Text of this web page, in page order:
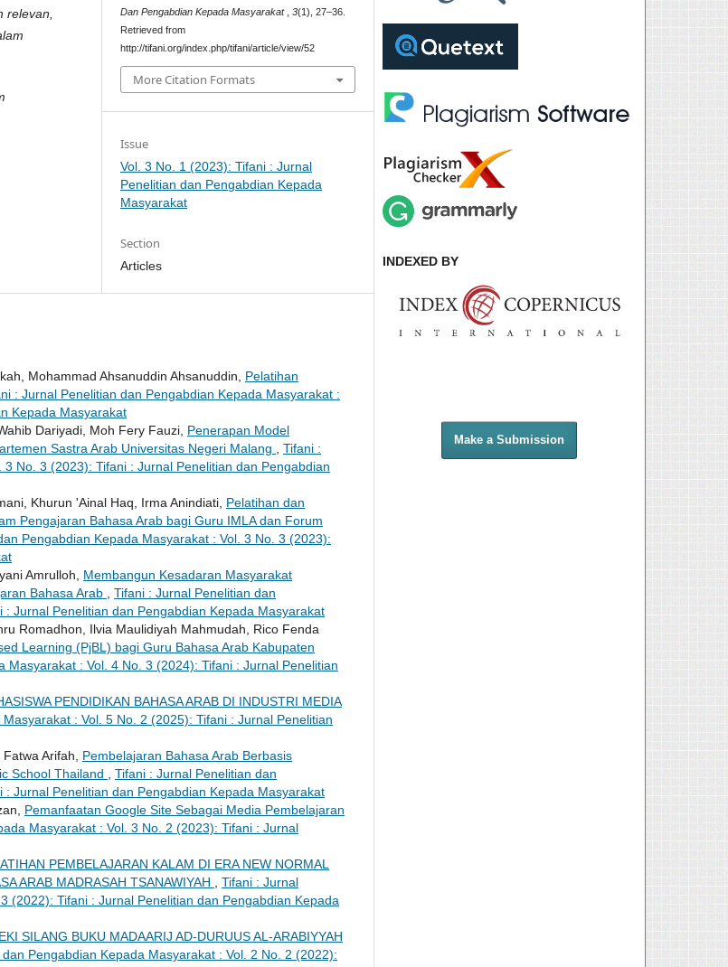
relevan,
Dan Pengabdian Kepada Masyarakat
,3(1), 27–36.
Retrieved from
http://tifani.org/index.php/tifani/article/view/52
More Citation Formats
Issue
Vol. 3 No. 1 (2023): Tifani : Jurnal
Penelitian dan Pengabdian Kepada
Masyarakat
Section
Articles
Mohammad Ahsanuddin Ahsanuddin, Pelatihan
: Jurnal Penelitian dan Pengabdian Kepada Masyarakat :
Kepada Masyarakat
Dariyadi, Moh Fery Fauzi, Penerapan Model
Sastra Arab Universitas Negeri Malang , Tifani :
No. 3 (2023): Tifani : Jurnal Penelitian dan Pengabdian
Khurun 'Ainal Haq, Irma Anindiati, Pelatihan dan
Pengajaran Bahasa Arab bagi Guru IMLA dan Forum
Pengabdian Kepada Masyarakat : Vol. 3 No. 3 (2023):
Amrulloh, Membangun Kesadaran Masyarakat
Bahasa Arab , Tifani : Jurnal Penelitian dan
Jurnal Penelitian dan Pengabdian Kepada Masyarakat
Romadhon, Ilvia Maulidiyah Mahmudah, Rico Fenda
Learning (PjBL) bagi Guru Bahasa Arab Kabupaten
: Vol. 4 No. 3 (2024): Tifani : Jurnal Penelitian
PENDIDIKAN BAHASA ARAB DI INDUSTRI MEDIA
: Vol. 5 No. 2 (2025): Tifani : Jurnal Penelitian
Arifah, Pembelajaran Bahasa Arab Berbasis
School Thailand , Tifani : Jurnal Penelitian dan
Jurnal Penelitian dan Pengabdian Kepada Masyarakat
Pemanfaatan Google Site Sebagai Media Pembelajaran
Masyarakat : Vol. 3 No. 2 (2023): Tifani : Jurnal
PEMBELAJARAN KALAM DI ERA NEW NORMAL
ARAB MADRASAH TSANAWIYAH , Tifani : Jurnal
(2022): Tifani : Jurnal Penelitian dan Pengabdian Kepada
SILANG BUKU MADAARIJ AD-DURUUS AL-ARABIYYAH
Pengabdian Kepada Masyarakat : Vol. 2 No. 2 (2022):
INDEXED BY
Make a Submission